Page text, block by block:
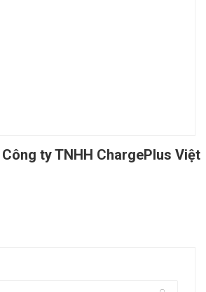
ty TNHH ChargePlus Việt